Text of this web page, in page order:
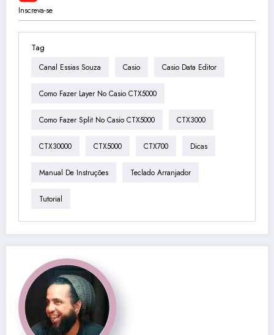
Inscreva-se
Tag
Canal Essias Souza Casio Casio Data Editor
Como Fazer Layer No Casio CTX5000
Como Fazer Split No Casio CTX5000 CTX3000
CTX30000 CTX5000 CTX700 Dicas
Manual De Instruções Teclado Arranjador
Tutorial